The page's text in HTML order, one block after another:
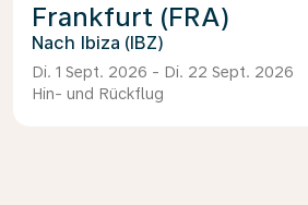
Frankfurt (FRA)
Ibiza (IBZ)
Di. 1 Sept. 2026 - Di. 22 Sept. 2026
Hin- und Rückflug